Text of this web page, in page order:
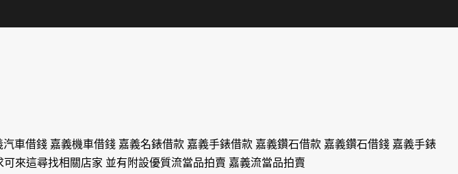
車借錢 嘉義機車借錢 嘉義名錶借款 嘉義手錶借款 嘉義鑽石借款 嘉義鑽石借錢 嘉義手錶
來這尋找相關店家 並有附設優質流當品拍賣 嘉義流當品拍賣